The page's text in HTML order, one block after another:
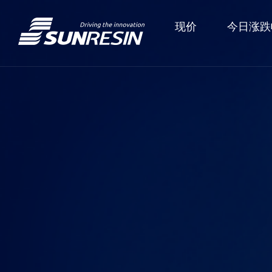
现价 今日涨